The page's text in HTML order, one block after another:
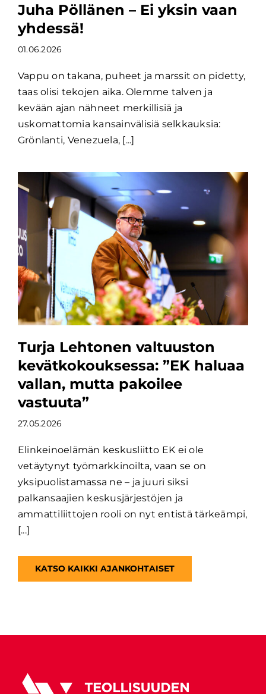
Juha Pöllänen – Ei yksin vaan
yhdessä!
01.06.2026
Vappu on takana, puheet ja marssit on pidetty,
taas olisi tekojen aika. Olemme talven ja
kevään ajan nähneet merkillisiä ja
uskomattomia kansainvälisiä selkkauksia:
Grönlanti, Venezuela, [...]
Turja Lehtonen valtuuston
kevätkokouksessa: ”EK haluaa
vallan, mutta pakoilee
vastuuta”
27.05.2026
Elinkeinoelämän keskusliitto EK ei ole
vetäytynyt työmarkkinoilta, vaan se on
yksipuolistamassa ne – ja juuri siksi
palkansaajien keskusjärjestöjen ja
ammattiliittojen rooli on nyt entistä tärkeämpi,
[...]
KATSO KAIKKI AJANKOHTAISET